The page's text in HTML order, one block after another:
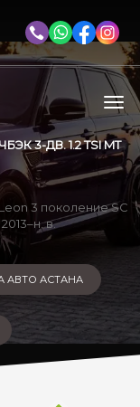
3-ДВ. 1.2 TSI MT
3 поколение SC
в.
АВТО АСТАНА